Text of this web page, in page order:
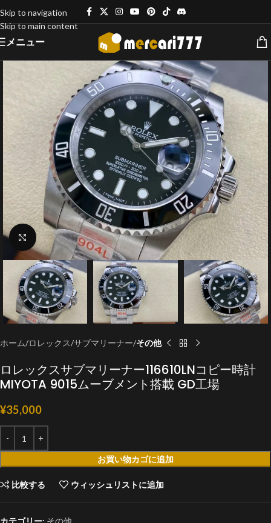
Skip to navigation
Skip to main content
メニュー
クリックで拡大
ホーム ロレックス サブマリーナー その他
ロレックスサブマリーナー116610LNコピー時計
MIYOTA 9015ムーブメント搭載 GD工場
¥35,000
お買い物カゴに追加
比較する ウィッシュリストに追加
カテゴリー: その他